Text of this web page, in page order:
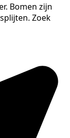
Bomen zijn
Zoek